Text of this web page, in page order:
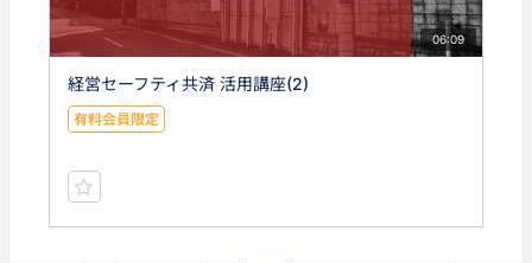
06:09
経営セーフティ共済 活用講座(2)
有料会員限定